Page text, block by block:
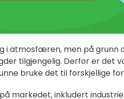
i atmosfæren, men på grunn
tilgjengelig. Derfor er det
bruke det til forskjellige
markedet, inkludert